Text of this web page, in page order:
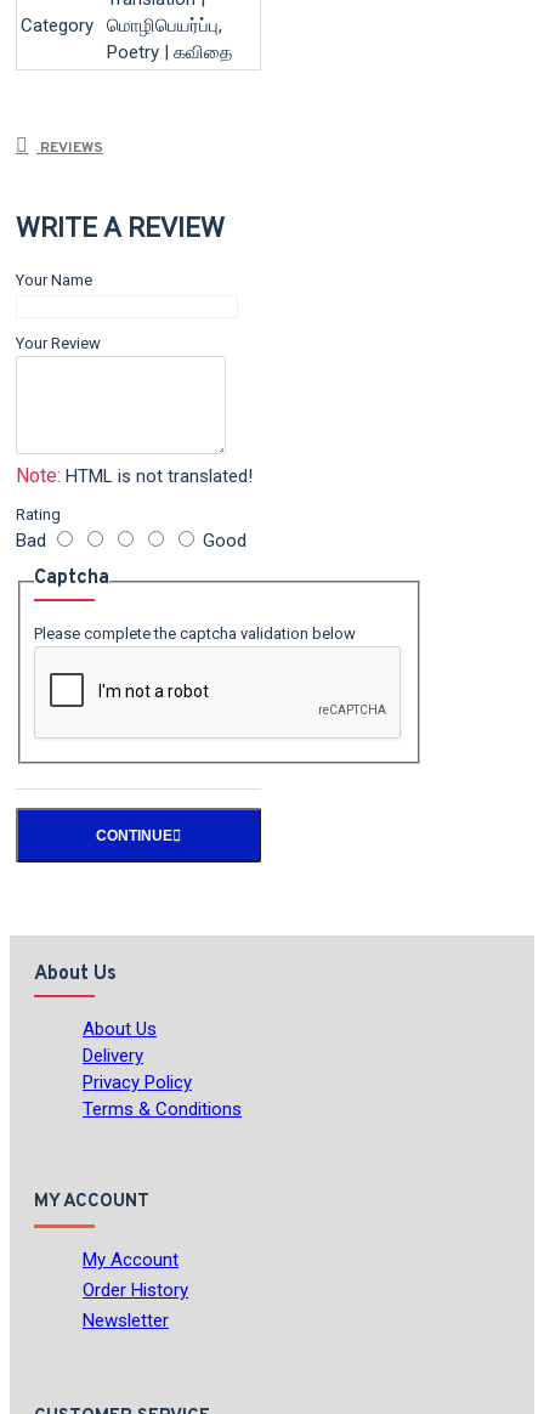
Category
மொழிபெயர்ப்பு,
Poetry | கவிதை
REVIEWS
WRITE A REVIEW
Your Name
Your Review
Note: HTML is not translated!
Rating
Bad Good
Captcha
Please complete the captcha validation below
CONTINUE
About Us
About Us
Delivery
Privacy Policy
Terms & Conditions
MY ACCOUNT
My Account
Order History
Newsletter